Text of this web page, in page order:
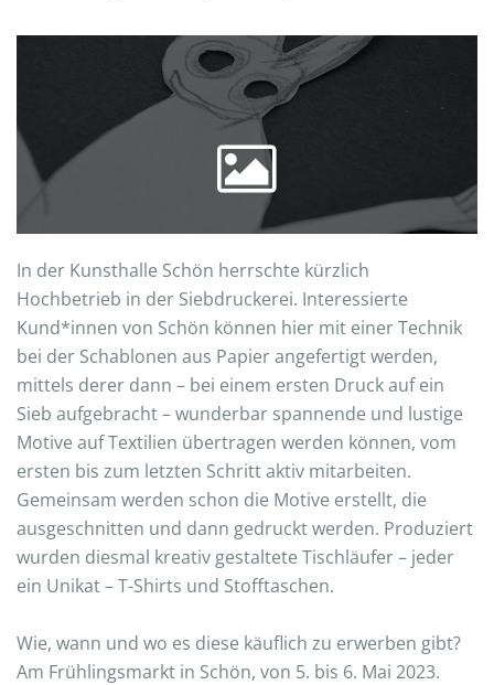
In der Kunsthalle Schön herrschte kürzlich
Hochbetrieb in der Siebdruckerei. Interessierte
Kund*innen von Schön können hier mit einer Technik
bei der Schablonen aus Papier angefertigt werden,
mittels derer dann – bei einem ersten Druck auf ein
Sieb aufgebracht – wunderbar spannende und lustige
Motive auf Textilien übertragen werden können, vom
ersten bis zum letzten Schritt aktiv mitarbeiten.
Gemeinsam werden schon die Motive erstellt, die
ausgeschnitten und dann gedruckt werden. Produziert
wurden diesmal kreativ gestaltete Tischläufer – jeder
ein Unikat – T-Shirts und Stofftaschen.
Wie, wann und wo es diese käuflich zu erwerben gibt?
Am Frühlingsmarkt in Schön, von 5. bis 6. Mai 2023.